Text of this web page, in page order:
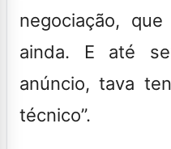
negociação,
ainda. E até
anúncio, tava
técnico”.